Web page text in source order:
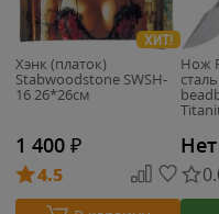
ХИТ!
Хэнк (платок)
Stabwoodstone SWSH-
16 26*26см
1 400 ₽
4.5
Нож